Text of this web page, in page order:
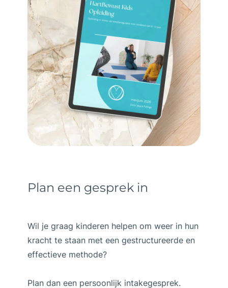
Plan een gesprek in
Wil je graag kinderen helpen om weer in hun
kracht te staan met een gestructureerde en
effectieve methode?
Plan dan een persoonlijk intakegesprek.